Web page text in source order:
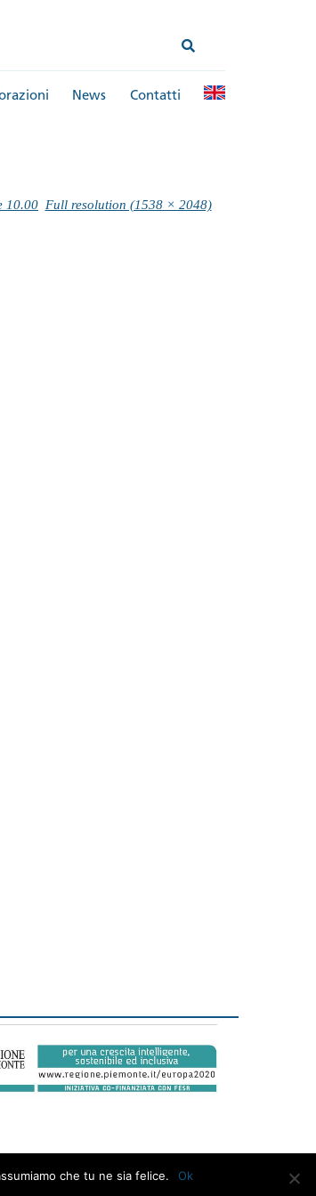
News Contatti
10.00 Full resolution (1538 × 2048)
che tu ne sia felice. Ok